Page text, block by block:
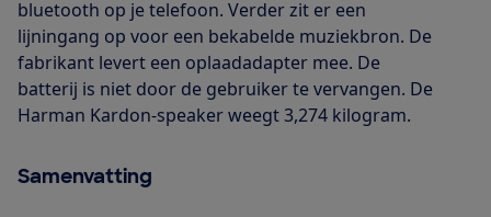
bluetooth op je telefoon. Verder zit er een
lijningang op voor een bekabelde muziekbron. De
fabrikant levert een oplaadadapter mee. De
batterij is niet door de gebruiker te vervangen. De
Harman Kardon-speaker weegt 3,274 kilogram.
Samenvatting